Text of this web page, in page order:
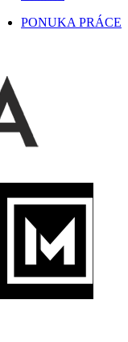
PONUKA PRÁCE